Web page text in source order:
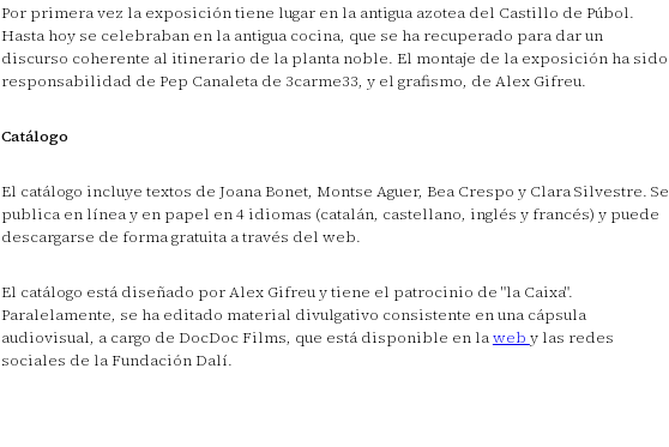
Por primera vez la exposición tiene lugar en la antigua azotea del Castillo de Púbol.
Hasta hoy se celebraban en la antigua cocina, que se ha recuperado para dar un
discurso coherente al itinerario de la planta noble. El montaje de la exposición ha sido
responsabilidad de Pep Canaleta de 3carme33, y el grafismo, de Alex Gifreu.
Catálogo
El catálogo incluye textos de Joana Bonet, Montse Aguer, Bea Crespo y Clara Silvestre. Se
publica en línea y en papel en 4 idiomas (catalán, castellano, inglés y francés) y puede
descargarse de forma gratuita a través del web.
El catálogo está diseñado por Alex Gifreu y tiene el patrocinio de "la Caixa".
Paralelamente, se ha editado material divulgativo consistente en una cápsula
audiovisual, a cargo de DocDoc Films, que está disponible en laweb y las redes
sociales de la Fundación Dalí.